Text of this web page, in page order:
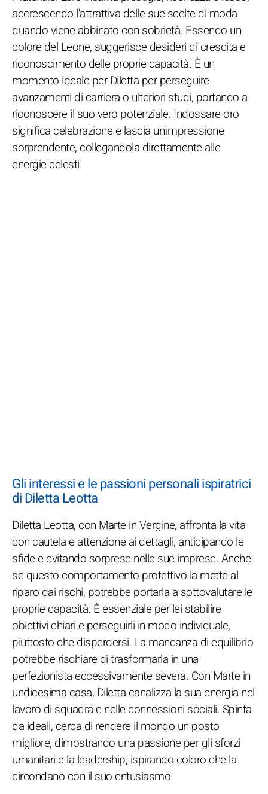
accrescendo l'attrattiva delle sue scelte di moda
quando viene abbinato con sobrietà. Essendo un
colore del Leone, suggerisce desideri di crescita e
riconoscimento delle proprie capacità. È un
momento ideale per Diletta per perseguire
avanzamenti di carriera o ulteriori studi, portando a
riconoscere il suo vero potenziale. Indossare oro
significa celebrazione e lascia un'impressione
sorprendente, collegandola direttamente alle
energie celesti.
Gli interessi e le passioni personali ispiratrici
di Diletta Leotta
Diletta Leotta, con Marte in Vergine, affronta la vita
con cautela e attenzione ai dettagli, anticipando le
sfide e evitando sorprese nelle sue imprese. Anche
se questo comportamento protettivo la mette al
riparo dai rischi, potrebbe portarla a sottovalutare le
proprie capacità. È essenziale per lei stabilire
obiettivi chiari e perseguirli in modo individuale,
piuttosto che disperdersi. La mancanza di equilibrio
potrebbe rischiare di trasformarla in una
perfezionista eccessivamente severa. Con Marte in
undicesima casa, Diletta canalizza la sua energia nel
lavoro di squadra e nelle connessioni sociali. Spinta
da ideali, cerca di rendere il mondo un posto
migliore, dimostrando una passione per gli sforzi
umanitari e la leadership, ispirando coloro che la
circondano con il suo entusiasmo.